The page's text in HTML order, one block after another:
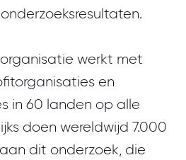
werkt met
en
in 60 landen op alle
doen wereldwijd 7.000
dit onderzoek, die